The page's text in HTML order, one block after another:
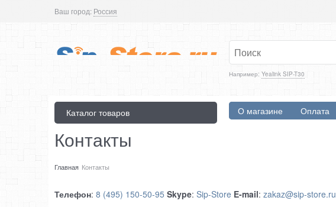
Ваш город: Россия
Например: Yealink SIP-T30
Каталог товаров О магазине Оплата
Контакты
Главная Контакты
Телефон: 8 (495) 150-50-95 Skype: Sip-Store E-mail: zakaz@sip-store.ru